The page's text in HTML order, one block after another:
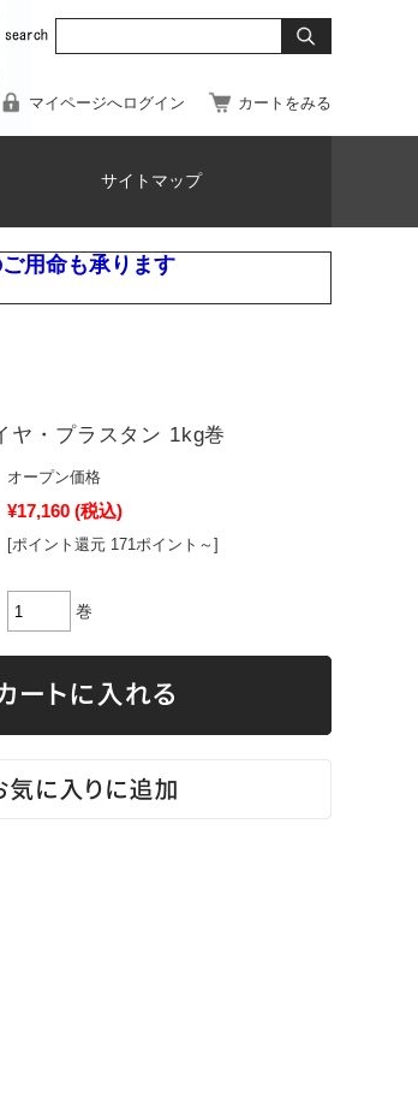
マイページへログイン カートをみる
サイトマップ
用命も承ります
ヤ・プラスタン 1kg巻
オープン価格
¥17,160 (税込)
[ポイント還元 171ポイント～]
巻